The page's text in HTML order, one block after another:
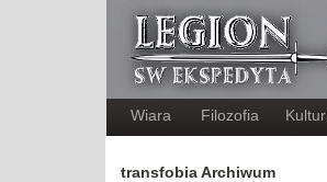
Wiara Filozofia
transfobia Archiwum